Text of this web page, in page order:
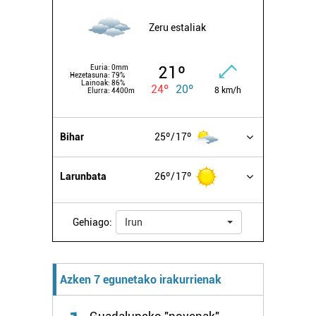
Zeru estaliak
Euria: 0mm
Hezetasuna: 79%
Lainoak: 86%
Elurra: 4400m
21º
24º 20º 8 km/h
Bihar 25º 17º
Larunbata 26º 17º
Gehiago: Irun
Azken 7 egunetako irakurrienak